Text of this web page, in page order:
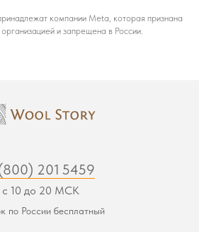
компании Meta, которая признана
и запрещена в России.
201 5459
с 10 до 20 МСК
по России бесплатный